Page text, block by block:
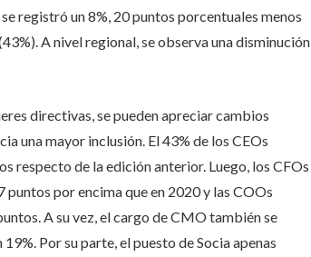
registró un 8%, 20 puntos porcentuales menos
A nivel regional, se observa una disminución
directivas, se pueden apreciar cambios
una mayor inclusión. El 43% de los CEOs
respecto de la edición anterior. Luego, los CFOs
puntos por encima que en 2020 y las COOs
A su vez, el cargo de CMO también se
Por su parte, el puesto de Socia apenas